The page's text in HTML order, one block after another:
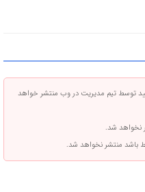
توسط تیم مدیریت در وب منتشر خواهد
نخواهد شد.
باشد منتشر نخواهد شد.